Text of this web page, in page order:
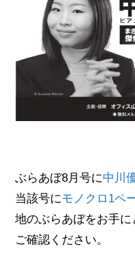
ぶらあぼ8月号に中川
当該号にモノクロ1ペ
地のぶらあぼをお手
ご確認ください。